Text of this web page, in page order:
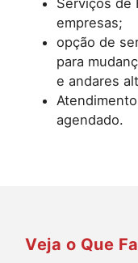
Serviços de
empresas;
opção de
para
e andares
agendado.
Veja o Que